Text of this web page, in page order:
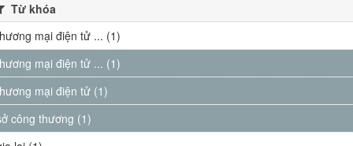
Từ khóa
mại điện tử ... (1)
mại điện tử ... (1)
mại điện tử (1)
công thương (1)